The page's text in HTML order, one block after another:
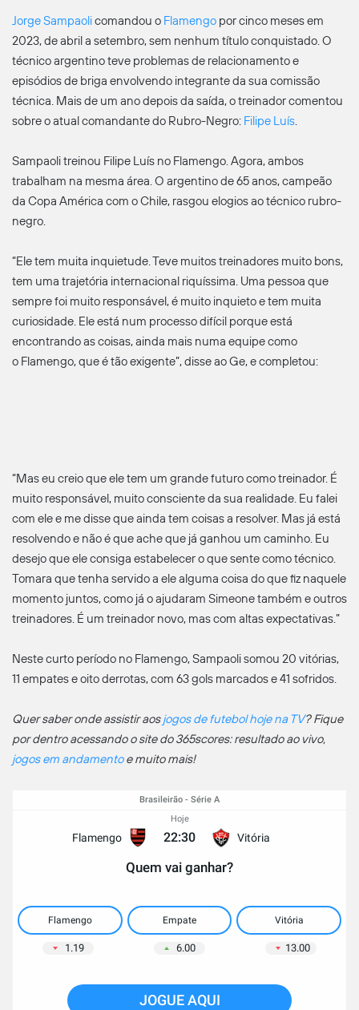
Jorge Sampaolicomandou o Flamengo por cinco meses em
2023, de abril a setembro, sem nenhum título conquistado. O
técnico argentino teve problemas de relacionamento e
episódios de briga envolvendo integrante da sua comissão
técnica. Mais de um ano depois da saída, o treinador comentou
sobre o atual comandante do Rubro-Negro: Filipe Luís.
Sampaoli treinou Filipe Luís no Flamengo. Agora, ambos
trabalham na mesma área. O argentino de 65 anos, campeão
da Copa América com o Chile, rasgou elogios ao técnico rubro-
negro.
“Ele tem muita inquietude. Teve muitos treinadores muito bons,
tem uma trajetória internacional riquíssima. Uma pessoa que
sempre foi muito responsável, é muito inquieto e tem muita
curiosidade. Ele está num processo difícil porque está
encontrando as coisas, ainda mais numa equipe como
o Flamengo, que é tão exigente”, disse ao Ge, e completou:
“Mas eu creio que ele tem um grande futuro como treinador. É
muito responsável, muito consciente da sua realidade. Eu falei
com ele e me disse que ainda tem coisas a resolver. Mas já está
resolvendo e não é que ache que já ganhou um caminho. Eu
desejo que ele consiga estabelecer o que sente como técnico.
Tomara que tenha servido a ele alguma coisa do que fiz naquele
momento juntos, como já o ajudaram Simeone também e outros
treinadores. É um treinador novo, mas com altas expectativas.”
Neste curto período no Flamengo, Sampaoli somou 20 vitórias,
11 empates e oito derrotas, com 63 gols marcados e 41 sofridos.
Quer saber onde assistir aosjogos de futebol hoje na TV? Fique
por dentro acessando o site do 365scores: resultado ao vivo,
jogos em andamentoe muito mais!
Brasileirão - Série A
Flamengo
Hoje
22:30 Vitória
Quem vai ganhar?
Flamengo Empate Vitória
1.19 6.00 13.00
JOGUE AQUI